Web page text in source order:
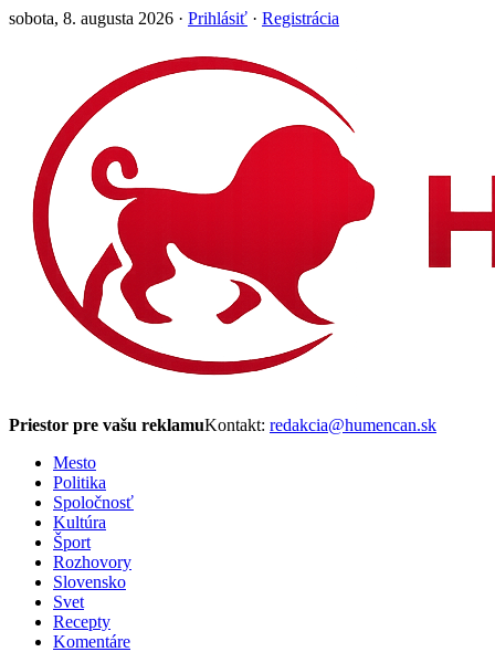
sobota, 8. augusta 2026 · Prihlásiť · Registrácia
Priestor pre vašu reklamuKontakt: redakcia@humencan.sk
Mesto
Politika
Spoločnosť
Kultúra
Šport
Rozhovory
Slovensko
Svet
Recepty
Komentáre